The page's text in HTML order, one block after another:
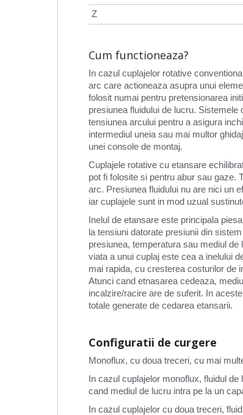
Z
Cum functioneaza?
In cazul cuplajelor rotative
arc care actioneaza asupra unui
folosit numai pentru pretensionarea
presiunea fluidului de lucru.
tensiunea arcului pentru a asigura
intermediul uneia sau mai multor
unei console de montaj.
Cuplajele rotative cu etansare
pot fi folosite si pentru abur sau gaze.
arc. Presiunea fluidului nu are nici un
iar cuplajele sunt in mod uzual
Inelul de etansare este principala
la tensiuni datorate presiunii din
presiunea, temperatura sau mediul
viata a unui cuplaj este cea a inelului
mai rapida, cu cresterea costurilor de
Atunci cand etnasarea cedeaza,
incalzire/racire are de suferit. In
totale generate de cedarea etansarii.
Configuratii de curgere
Monoflux, cu doua treceri, cu mai
In cazul cuplajelor monoflux, fluidul
cand mediul de lucru intra pe la un
In cazul cuplajelor cu doua treceri,